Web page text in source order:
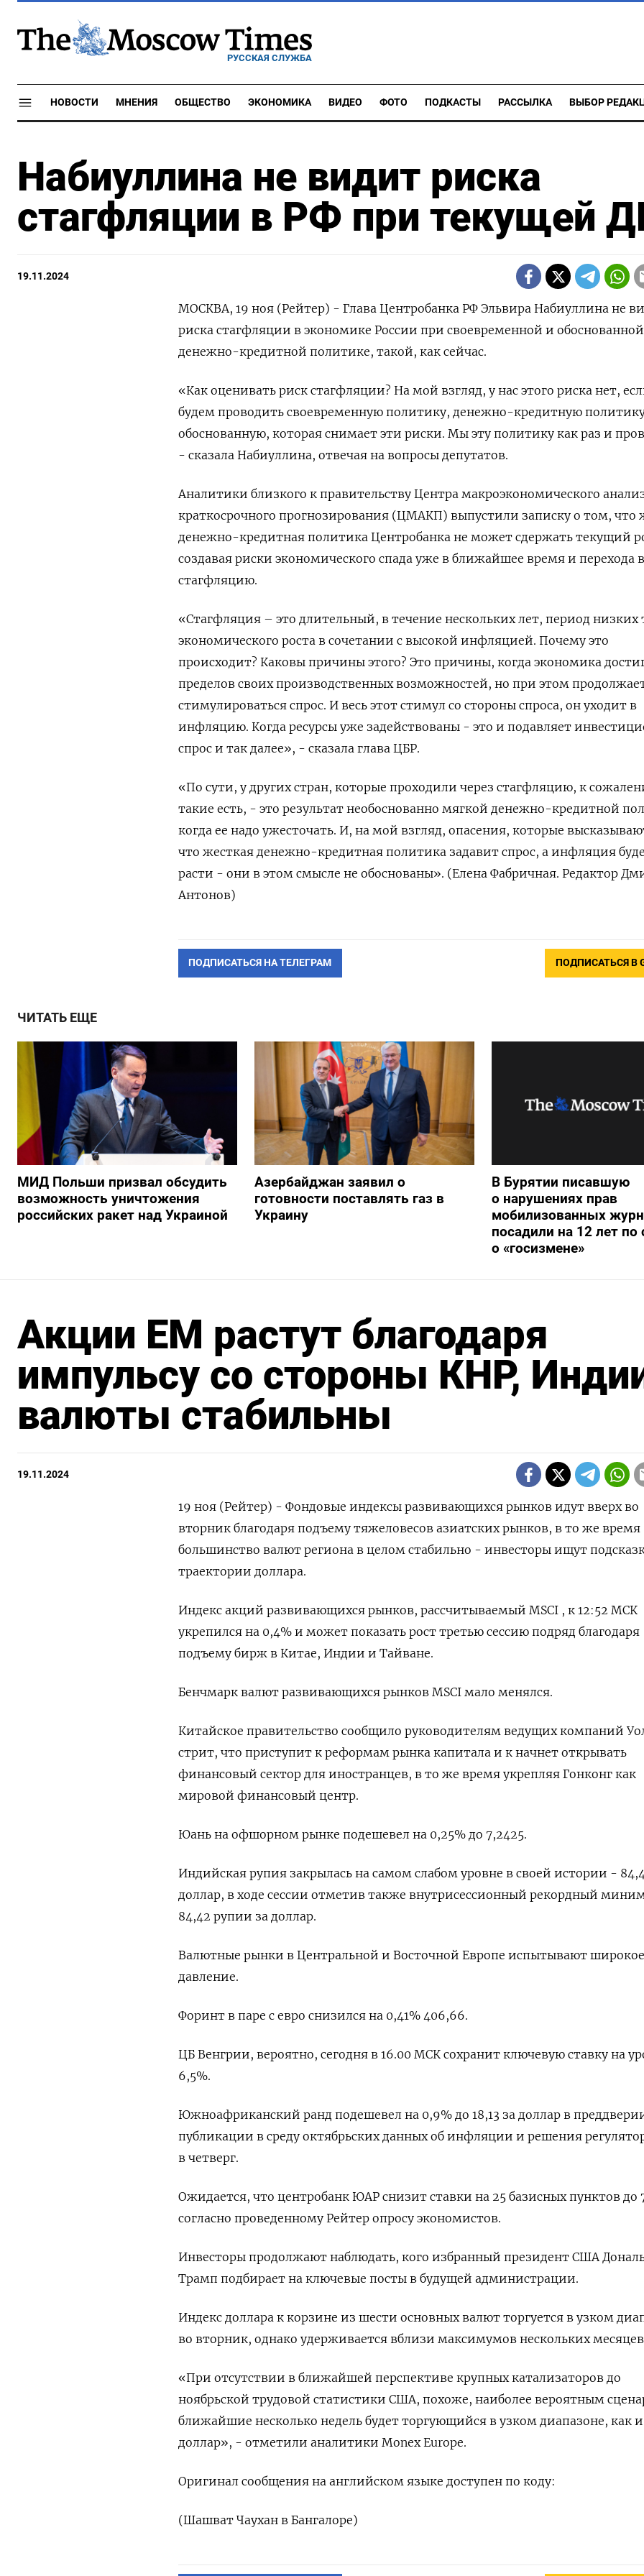
РУССКАЯ СЛУЖБА
НОВОСТИ МНЕНИЯ ОБЩЕСТВО ЭКОНОМИКА ВИДЕО ФОТО ПОДКАСТЫ РАССЫЛКА ВЫБОР
Набиуллина не видит риска
стагфляции в РФ при текущей
19.11.2024
МОСКВА, 19 ноя (Рейтер) - Глава Центробанка РФ Эльвира Набиуллина не
риска стагфляции в экономике России при своевременной и обоснованной
денежно-кредитной политике, такой, как сейчас.
«Как оценивать риск стагфляции? На мой взгляд, у нас этого риска нет,
будем проводить своевременную политику, денежно-кредитную
обоснованную, которая снимает эти риски. Мы эту политику как раз и
- сказала Набиуллина, отвечая на вопросы депутатов.
Аналитики близкого к правительству Центра макроэкономического
краткосрочного прогнозирования (ЦМАКП) выпустили записку о том, что
денежно-кредитная политика Центробанка не может сдержать текущий
создавая риски экономического спада уже в ближайшее время и перехода в
стагфляцию.
«Стагфляция – это длительный, в течение нескольких лет, период низких
экономического роста в сочетании с высокой инфляцией. Почему это
происходит? Каковы причины этого? Это причины, когда экономика
пределов своих производственных возможностей, но при этом
стимулироваться спрос. И весь этот стимул со стороны спроса, он уходит в
инфляцию. Когда ресурсы уже задействованы - это и подавляет
спрос и так далее», - сказала глава ЦБР.
«По сути, у других стран, которые проходили через стагфляцию, к
такие есть, - это результат необоснованно мягкой денежно-кредитной
когда ее надо ужесточать. И, на мой взгляд, опасения, которые
что жесткая денежно-кредитная политика задавит спрос, а инфляция
расти - они в этом смысле не обоснованы». (Елена Фабричная. Редактор
Антонов)
ПОДПИСАТЬСЯ НА ТЕЛЕГРАМ ПОДПИСАТЬСЯ В
ЧИТАТЬ ЕЩЕ
МИД Польши призвал обсудить
возможность уничтожения
российских ракет над Украиной
Азербайджан заявил о
готовности поставлять газ в
Украину
В Бурятии писавшую
о нарушениях прав
мобилизованных
посадили на 12 лет по
о «госизмене»
Акции EM растут благодаря
импульсу со стороны КНР,
валюты стабильны
19.11.2024
19 ноя (Рейтер) - Фондовые индексы развивающихся рынков идут вверх во
вторник благодаря подъему тяжеловесов азиатских рынков, в то же время
большинство валют региона в целом стабильно - инвесторы ищут
траектории доллара.
Индекс акций развивающихся рынков, рассчитываемый MSCI , к 12:52 МСК
укрепился на 0,4% и может показать рост третью сессию подряд благодаря
подъему бирж в Китае, Индии и Тайване.
Бенчмарк валют развивающихся рынков MSCI мало менялся.
Китайское правительство сообщило руководителям ведущих компаний
стрит, что приступит к реформам рынка капитала и к начнет открывать
финансовый сектор для иностранцев, в то же время укрепляя Гонконг как
мировой финансовый центр.
Юань на офшорном рынке подешевел на 0,25% до 7,2425.
Индийская рупия закрылась на самом слабом уровне в своей истории -
доллар, в ходе сессии отметив также внутрисессионный рекордный
84,42 рупии за доллар.
Валютные рынки в Центральной и Восточной Европе испытывают широкое
давление.
Форинт в паре с евро снизился на 0,41% 406,66.
ЦБ Венгрии, вероятно, сегодня в 16.00 МСК сохранит ключевую ставку на
6,5%.
Южноафриканский ранд подешевел на 0,9% до 18,13 за доллар в
публикации в среду октябрьских данных об инфляции и решения
в четверг.
Ожидается, что центробанк ЮАР снизит ставки на 25 базисных пунктов до
согласно проведенному Рейтер опросу экономистов.
Инвесторы продолжают наблюдать, кого избранный президент США
Трамп подбирает на ключевые посты в будущей администрации.
Индекс доллара к корзине из шести основных валют торгуется в узком
во вторник, однако удерживается вблизи максимумов нескольких
«При отсутствии в ближайшей перспективе крупных катализаторов до
ноябрьской трудовой статистики США, похоже, наиболее вероятным
ближайшие несколько недель будет торгующийся в узком диапазоне, как и
доллар», - отметили аналитики Monex Europe.
Оригинал сообщения на английском языке доступен по коду:
(Шашват Чаухан в Бангалоре)